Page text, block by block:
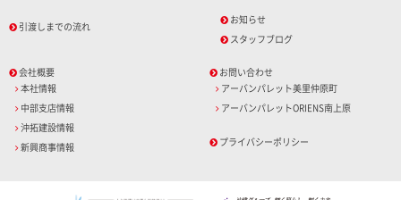
引渡しまでの流れ
お知らせ
スタッフブログ
会社概要
本社情報
中部支店情報
沖拓建設情報
新興商事情報
お問い合わせ
アーバンパレット美里仲原町
アーバンパレットORIENS南上原
プライバシーポリシー